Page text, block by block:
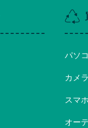
パソ
カメ
スマ
オー